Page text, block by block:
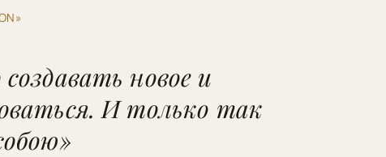
новое и
И только так